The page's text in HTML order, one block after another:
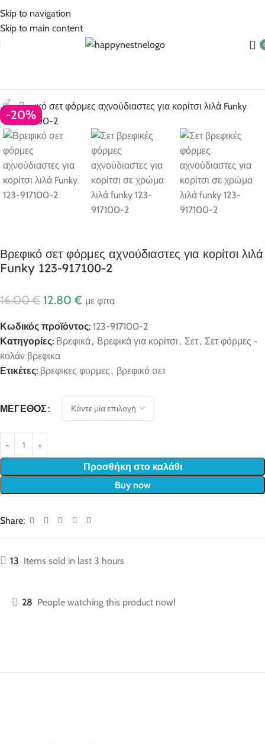
Skip to navigation
Skip to main content
-20%
Click to enlarge
Βρεφικό σετ φόρμες αχνούδιαστες για κορίτσι λιλά
Funky 123-917100-2
16.00€ 12.80€ με φπα
Κωδικός προϊόντος: 123-917100-2
Κατηγορίες: Βρεφικά, Βρεφικά για κορίτσι , Σετ, Σετ φόρμες -
κολάν βρεφικα
Ετικέτες: βρεφικες φορμες , βρεφικό σετ
ΜΈΓΕΘΟΣ
Προσθήκη στο καλάθι
Buy now
Share:
13 Items sold in last 3 hours
28 People watching this product now!
5% Επιπλέον έκπτωση για πληρωμές με κάρτα!